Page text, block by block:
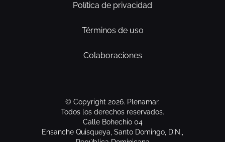
Política de privacidad
Términos de uso
Colaboraciones
© Copyright 2026. Plenamar.
Todos los derechos reservados.
Calle Bohechio 04
Ensanche Quisqueya, Santo Domingo, D.N.,